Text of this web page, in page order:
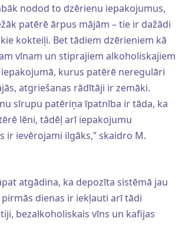
nodod to dzērienu iepakojumus,
patērē ārpus mājām – tie ir dažādi
kokteiļi. Bet tādiem dzērieniem kā
vīnam un stiprajiem alkoholiskajiem
iepakojumā, kurus patērē neregulāri
atgriešanas rādītāji ir zemāki.
sīrupu patēriņa īpatnība ir tāda, ka
lēni, tādēļ arī iepakojumu
ir ievērojami ilgāks,” skaidro M.
atgādina, ka depozīta sistēmā jau
dienas ir iekļauti arī tādi
bezalkoholiskais vīns un kafijas